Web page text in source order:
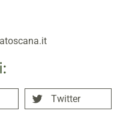
Twitter